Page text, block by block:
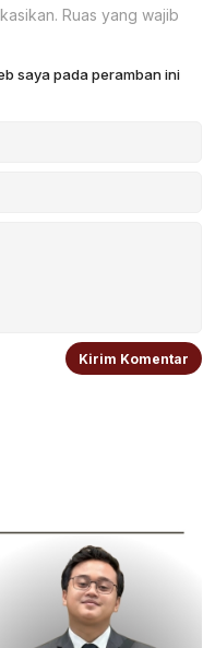
Ruas yang wajib
saya pada peramban ini